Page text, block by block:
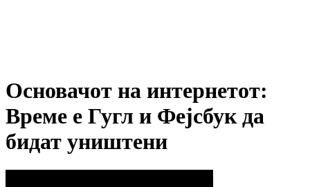
Основачот на интернетот:
Време е Гугл и Фејсбук да
бидат уништени